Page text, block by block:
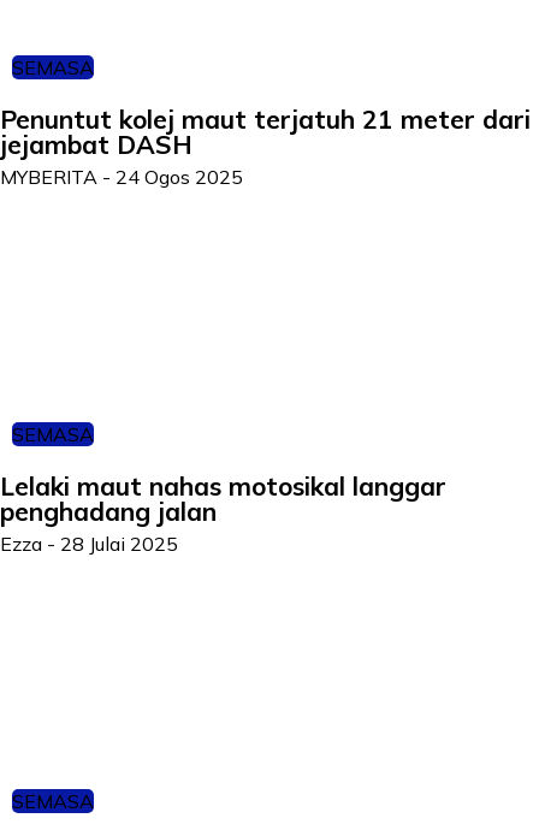
SEMASA
Penuntut kolej maut terjatuh 21 meter dari
jejambat DASH
MYBERITA - 24 Ogos 2025
SEMASA
Lelaki maut nahas motosikal langgar
penghadang jalan
Ezza - 28 Julai 2025
SEMASA